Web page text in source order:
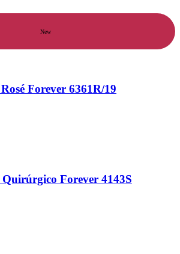
New
Forever 6361R/19
Quirúrgico Forever 4143S